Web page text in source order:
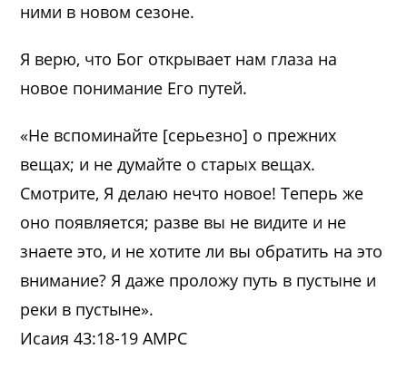
ними в новом сезоне.
Я верю, что Бог открывает нам глаза на
новое понимание Его путей.
«Не вспоминайте [серьезно] о прежних
вещах; и не думайте о старых вещах.
Смотрите, Я делаю нечто новое! Теперь же
оно появляется; разве вы не видите и не
знаете это, и не хотите ли вы обратить на это
внимание? Я даже проложу путь в пустыне и
реки в пустыне».
Исаия 43:18-19 AMPC‬